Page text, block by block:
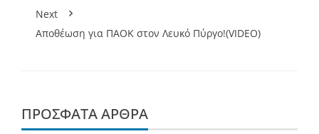
Next
Αποθέωση για ΠΑΟΚ στον Λευκό Πύργο!(VIDEO)
ΠΡΌΣΦΑΤΑ ΆΡΘΡΑ